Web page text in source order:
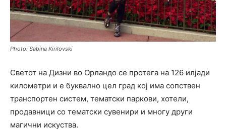
Photo: Sabina Kirilovski
Светот на Дизни во Орландо се протега на 126 илјади
километри и е буквално цел град кој има сопствен
транспортен систем, тематски паркови, хотели,
продавници со тематски сувенири и многу други
магични искуства.